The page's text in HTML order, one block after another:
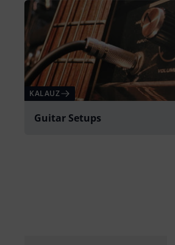
KALAUZ
Guitar Setups